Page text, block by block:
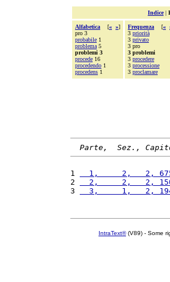
Indice|
Alfabetica [« »]
pro 3
probabile 1
problema 5
problemi 3
procede 16
procedendo 1
procedens 1
Frequenza [«
3 priorità
3 privato
3 pro
3 problemi
3 procedere
3 processione
3 proclamare
Parte,  Sez.,
1
1,     2,   2,
2
2,     2,   2,
3
3,     1,   2,
IntraText®(V89) - Some